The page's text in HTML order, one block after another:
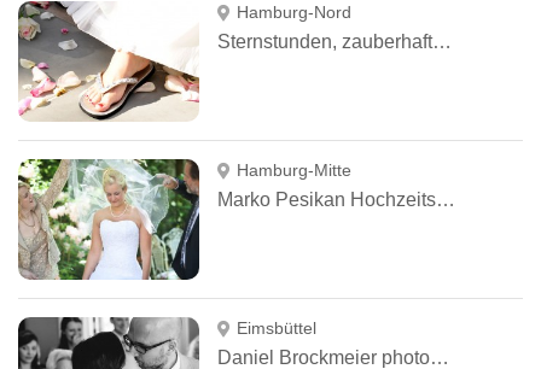
Hamburg-Nord
Sternstunden, zauberhafte Fotos und feine Papierideen Nicole Albrecht Fotografin
Hamburg-Mitte
Marko Pesikan Hochzeitsfotograf Hamburg
Eimsbüttel
Daniel Brockmeier photography